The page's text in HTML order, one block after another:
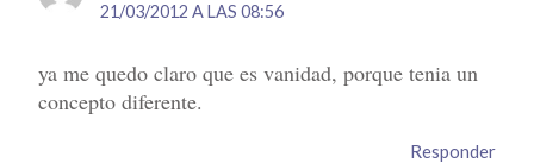
21/03/2012 A LAS 08:56
ya me quedo claro que es vanidad, porque tenia un
concepto diferente.
Responder